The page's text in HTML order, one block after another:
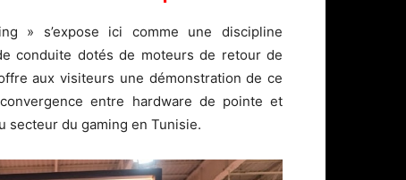
» s’expose ici comme une discipline
conduite dotés de moteurs de retour de
aux visiteurs une démonstration de ce
entre hardware de pointe et
secteur du gaming en Tunisie.